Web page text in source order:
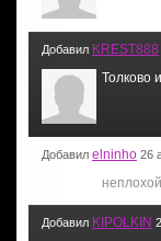
Добавил KREST888
Толково
Добавил elninho 26
Добавил KIPOLKIN